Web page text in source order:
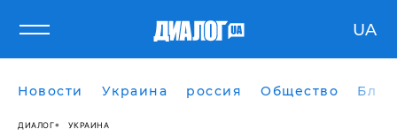
UA
Новости Украина россия Общество
ДИАЛОГ УКРАИНА